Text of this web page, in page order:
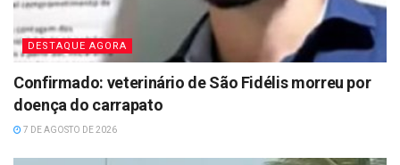
DESTAQUE AGORA
Confirmado: veterinário de São Fidélis morreu por
doença do carrapato
7 DE AGOSTO DE 2026